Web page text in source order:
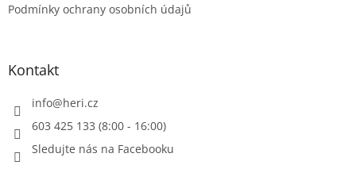
Podmínky ochrany osobních údajů
Kontakt
info@heri.cz
603 425 133 (8:00 - 16:00)
Sledujte nás na Facebooku